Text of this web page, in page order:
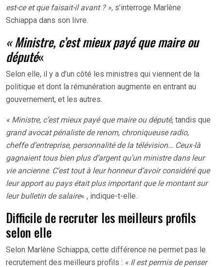
est-ce et que faisait-il avant ? », s’interroge Marlène
Schiappa dans son livre.
« Ministre, c’est mieux payé que maire ou
député«
Selon elle, il y a d’un côté les ministres qui viennent de la
politique et dont la rémunération augmente en entrant au
gouvernement, et les autres.
« Ministre, c’est mieux payé que maire ou député, tandis que
grand avocat pénaliste de renom, chroniqueuse radio,
cheffe d’entreprise, personnalité de la télévision… Ceux-là
gagnaient tous bien plus d’argent qu’un ministre dans leur
vie ancienne. C’est tout à leur honneur d’avoir considéré que
leur apport au pays était plus important que le montant sur
leur bulletin de salaire« , indique-t-elle.
Difficile de recruter les meilleurs profils
selon elle
Selon Marlène Schiappa, cette différence ne permet pas le
recrutement des meilleurs profils : « Il est permis de penser